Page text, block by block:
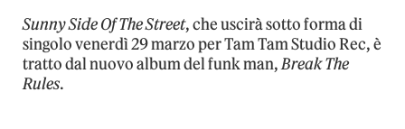
Sunny Side Of The Street, che uscirà sotto forma di
singolo venerdì 29 marzo per Tam Tam Studio Rec, è
tratto dal nuovo album del funk man,Break The
Rules.